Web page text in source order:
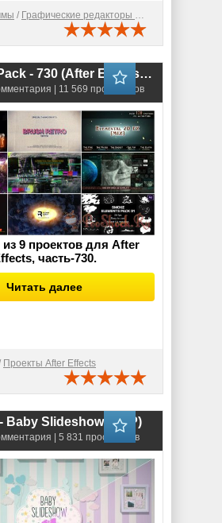
/ Графические редакторы (2D)
VideoHivePack - 730 (After Effects Projects Pack)
| 11 569 просмотров
9 проектов для After
часть-730.
Читать далее
Проекты After Effects
Baby Slideshow (AEP)
| 5 831 просмотров